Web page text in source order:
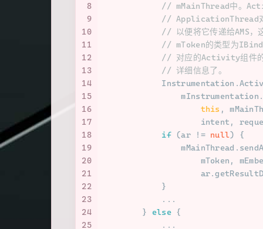
8
9
10
11
12
13
14
15
16
17
18
19
20
21
22
23
24
25
// mMainThread中。
// ApplicationThread对
// 以便将它传递给AMS
// mToken的类型为
// 对应的Activity组件的
// 详细信息了。
            Instrumentation.
this ,
intent,
if (ar != null) {
mToken,
            }
            ...
        }
else {
            ...